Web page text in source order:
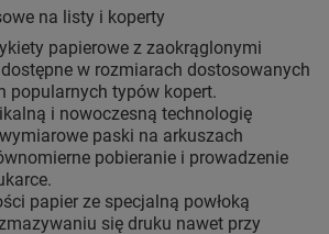
na listy i koperty
papierowe z zaokrąglonymi
w rozmiarach dostosowanych
popularnych typów kopert.
i nowoczesną technologię
paski na arkuszach
pobieranie i prowadzenie
papier ze specjalną powłoką
się druku nawet przy